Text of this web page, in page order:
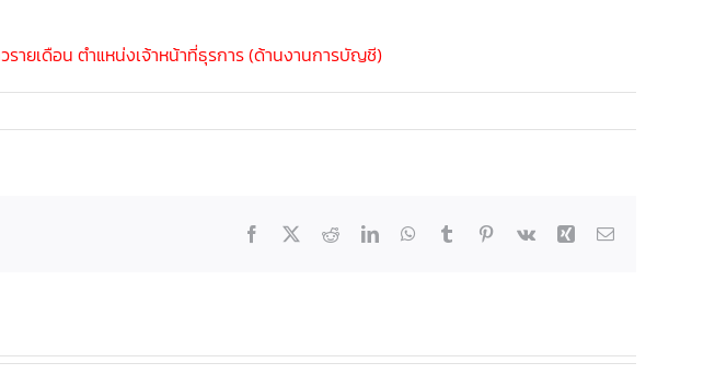
รายเดือน ตำแหน่งเจ้าหน้าที่ธุรการ (ด้านงานการบัญชี)
Facebook RedditLinkedInWhatsApp
Tumblr Pinterest
Vk Xing Email